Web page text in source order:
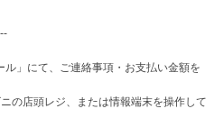
」にて、ご連絡事項・お支払い金額を
店頭レジ、または情報端末を操作して